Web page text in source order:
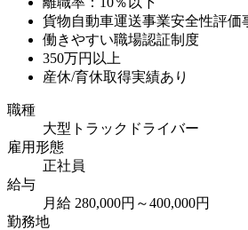
貨物自動車運送事業安全性評価
働きやすい職場認証制度
350万円以上
産休/育休取得実績あり
職種
大型トラックドライバー
雇用形態
正社員
給与
月給 280,000円～400,000円
勤務地